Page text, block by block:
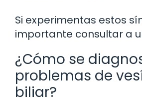
Si experimentas estos
importante consultar a
¿Cómo se
problemas de
biliar?